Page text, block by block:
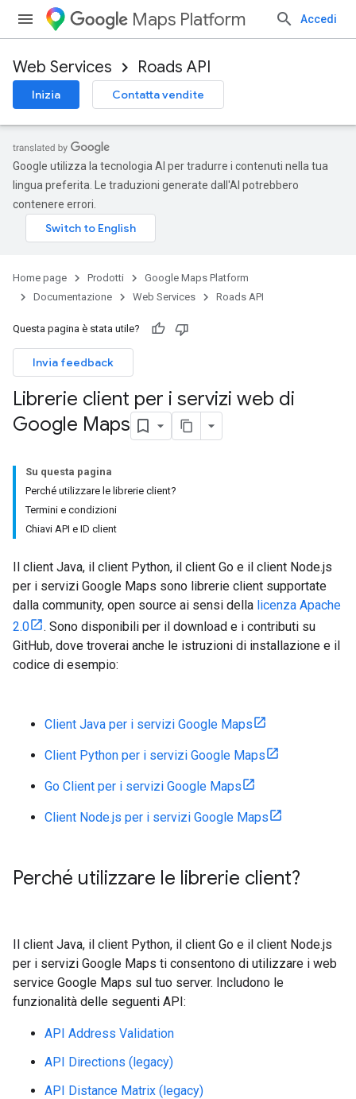
Maps Platform Accedi
Web Services Roads API
Inizia Contatta vendite
Google utilizza la tecnologia AI per tradurre i contenuti nella tua
lingua preferita. Le traduzioni generate dall'AI potrebbero
contenere errori.
Home page Prodotti
Google Maps Platform
Documentazione
Web Services Roads API
Questa pagina è stata utile?
Invia feedback
Librerie client per i servizi web di
Google Maps
Su questa pagina
Perché utilizzare le librerie client?
Termini e condizioni
Chiavi API e ID client
Il client Java, il client Python, il client Go e il client Node.js
per i servizi Google Maps sono librerie client supportate
dalla community, open source ai sensi della licenza Apache
2.0
. Sono disponibili per il download e i contributi su
GitHub, dove troverai anche le istruzioni di installazione e il
codice di esempio:
Client Java per i servizi Google Maps
Client Python per i servizi Google Maps
Go Client per i servizi Google Maps
Client Node.js per i servizi Google Maps
Perché utilizzare le librerie client?
Il client Java, il client Python, il client Go e il client Node.js
per i servizi Google Maps ti consentono di utilizzare i web
service Google Maps sul tuo server. Includono le
funzionalità delle seguenti API:
API Address Validation
API Directions (legacy)
API Distance Matrix (legacy)